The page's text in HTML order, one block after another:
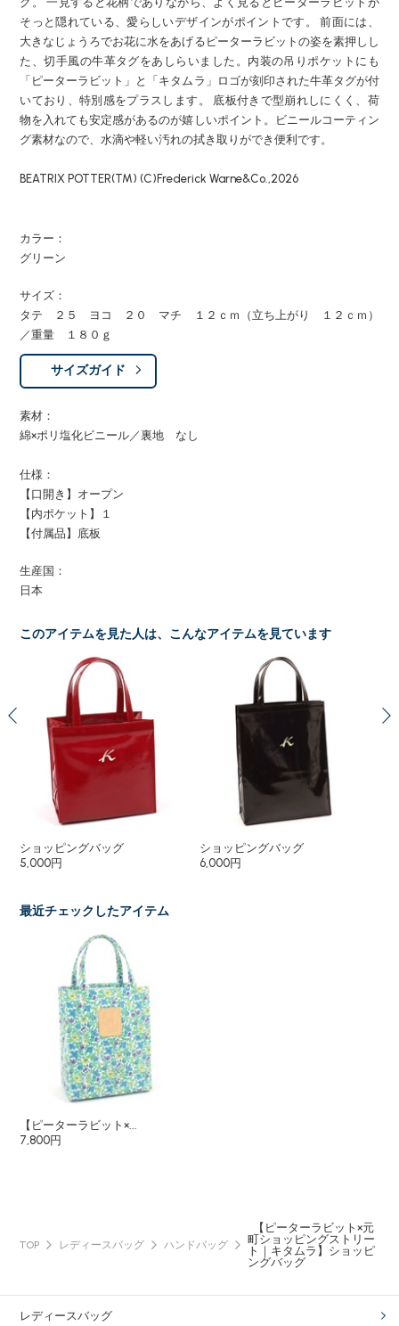
そっと隠れている、愛らしいデザインがポイントです。 前面には、
大きなじょうろでお花に水をあげるピーターラビットの姿を素押しし
た、切手風の牛革タグをあしらいました。内装の吊りポケットにも
「ピーターラビット」と「キタムラ」ロゴが刻印された牛革タグが付
いており、特別感をプラスします。 底板付きで型崩れしにくく、荷
物を入れても安定感があるのが嬉しいポイント。ビニールコーティン
グ素材なので、水滴や軽い汚れの拭き取りができ便利です。
BEATRIX POTTER(TM) (C)Frederick Warne&Co.,2026
カラー：
グリーン
サイズ：
タテ ２５ ヨコ ２０ マチ １２ｃｍ（立ち上がり １２ｃｍ）
／重量 １８０ｇ
サイズガイド
素材：
綿×ポリ塩化ビニール／裏地 なし
仕様：
【口開き】オープン
【内ポケット】１
【付属品】底板
生産国：
日本
このアイテムを見た人は、こんなアイテムを見ています
ショッピングバッグ
5,000円
ショッピングバッグ
6,000円
最近チェックしたアイテム
【ピーターラビット×...
7,800円
TOP レディースバッグ ハンドバッグ
【ピーターラビット×元
町ショッピングストリー
ト｜キタムラ】ショッピ
ングバッグ
レディースバッグ